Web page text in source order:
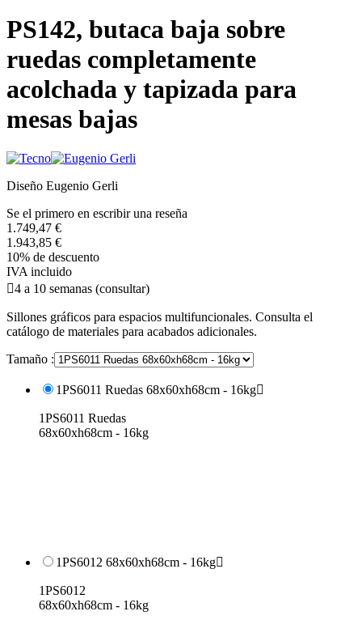
PS142, butaca baja sobre
ruedas completamente
acolchada y tapizada para
mesas bajas
Diseño Eugenio Gerli
Se el primero en escribir una reseña
1.749,47 €
1.943,85 €
10% de descuento
IVA incluido
4 a 10 semanas (consultar)
Sillones gráficos para espacios multifuncionales. Consulta el
catálogo de materiales para acabados adicionales.
Tamaño :
1PS6011 Ruedas 68x60xh68cm - 16kg
1PS6011 Ruedas
68x60xh68cm - 16kg
1PS6012 68x60xh68cm - 16kg
1PS6012
68x60xh68cm - 16kg